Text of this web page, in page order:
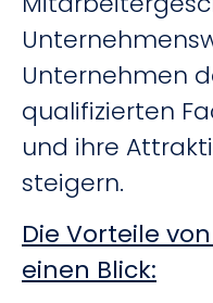
Unternehmen
qualifizierten
und ihre
steigern.
Die Vorteile
einen Blick: